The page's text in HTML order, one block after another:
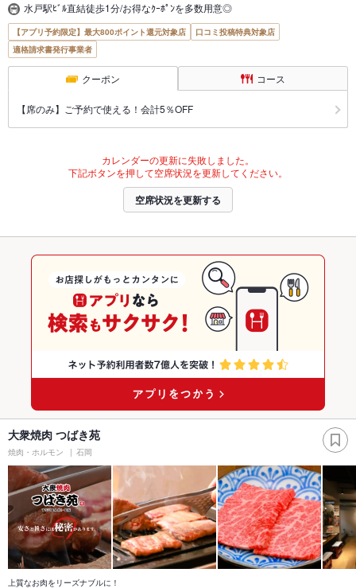
水戸駅ﾋﾞﾙ直結徒歩1分/お得なｸｰﾎﾟﾝを多数用意◎
【アプリ予約限定】最大800ポイント還元対象店
口コミ投稿特典対象店
適格請求書発行事業者
クーポン コース
【席のみ】ご予約で使える！会計5％OFF
カレンダーの更新に失敗しました。
下記ボタンを押して空席状況を更新してください。
空席状況を更新する
大衆焼肉 つばき苑
焼肉・ホルモン 石岡
上質なお肉をリーズナブルに！